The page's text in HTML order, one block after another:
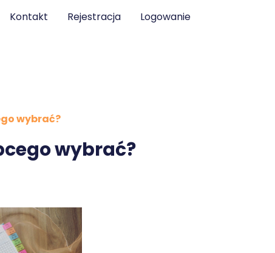
Kontakt Rejestracja Logowanie
wybrać?
wybrać?